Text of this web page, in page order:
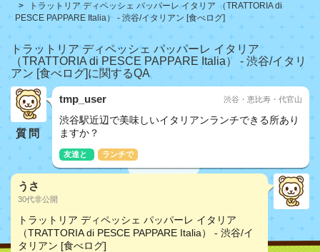
トラットリア ディペッシェ パッパーレ イタリア （TRATTORIA di
PESCE PAPPARE Italia） - 渋谷/イタリアン [食べログ]
トラットリア ディペッシェ パッパーレ イタリア
（TRATTORIA di PESCE PAPPARE Italia） - 渋谷/イタリ
アン [食べログ]に関するQA
質問
tmp_user 渋谷・恵比寿・代官山
渋谷駅近辺で美味しいイタリアンランチできる所あり
ますか？
友達と ランチで
うさ
30代非公開
トラットリア ディペッシェ パッパーレ イタリア
（TRATTORIA di PESCE PAPPARE Italia） - 渋谷/イ
タリアン [食べログ]